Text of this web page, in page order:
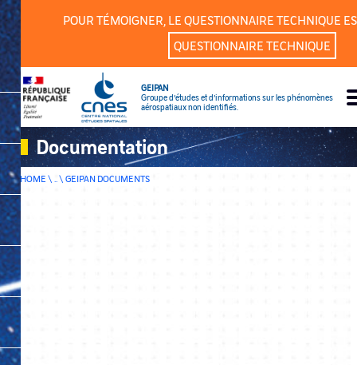
Cookies management panel
POUR TÉMOIGNER, LE QUESTIONNAIRE TECHNIQUE
QUESTIONNAIRE TECHNIQUE
GEIPAN
Groupe d’études et d’informations sur les phénomènes
aérospatiaux non identifiés.
Documentation
HOME \ .. \ GEIPAN DOCUMENTS